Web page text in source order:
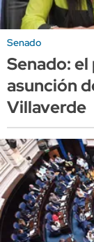
Senado
Senado:
asunción
Villaverde